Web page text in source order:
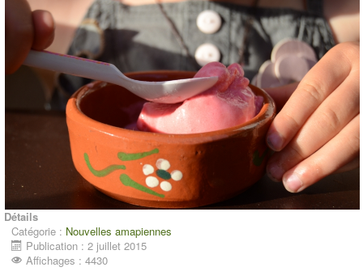
Détails
Catégorie : Nouvelles amapiennes
Publication : 2 juillet 2015
Affichages : 4430